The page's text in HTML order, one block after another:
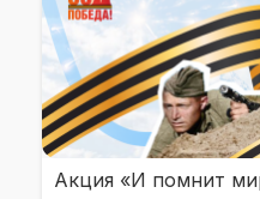
Акция «И помнит